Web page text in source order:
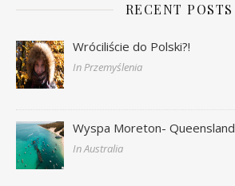
RECENT POSTS
Wróciliście do Polski?!
In Przemyślenia
Wyspa Moreton- Queensland
In Australia